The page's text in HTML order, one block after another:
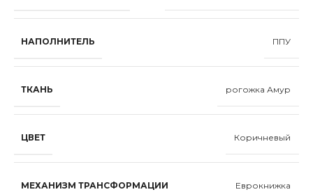
НАПОЛНИТЕЛЬ ППУ
ТКАНЬ рогожка Амур
ЦВЕТ Коричневый
МЕХАНИЗМ ТРАНСФОРМАЦИИ Еврокнижка